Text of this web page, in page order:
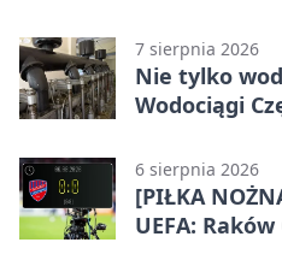
7 sierpnia 2026
Nie tylko
Wodociągi
6 sierpnia 2026
[PIŁKA
UEFA: